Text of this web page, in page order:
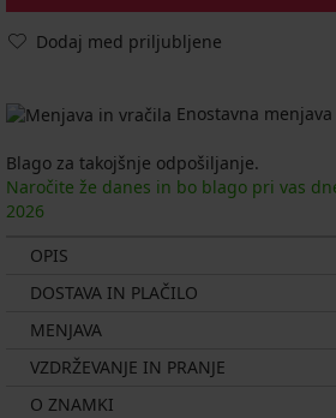
Dodaj med priljubljene
Enostavna
Blago za takojšnje odpošiljanje.
Naročite že danes in bo blago pri vas
2026
OPIS
DOSTAVA IN PLAČILO
MENJAVA
VZDRŽEVANJE IN PRANJE
O ZNAMKI